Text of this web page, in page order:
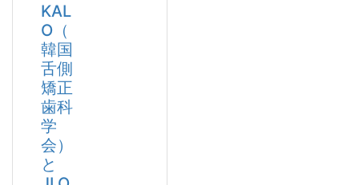
KAL
O（
韓国
舌側
矯正
歯科
学
会）
と